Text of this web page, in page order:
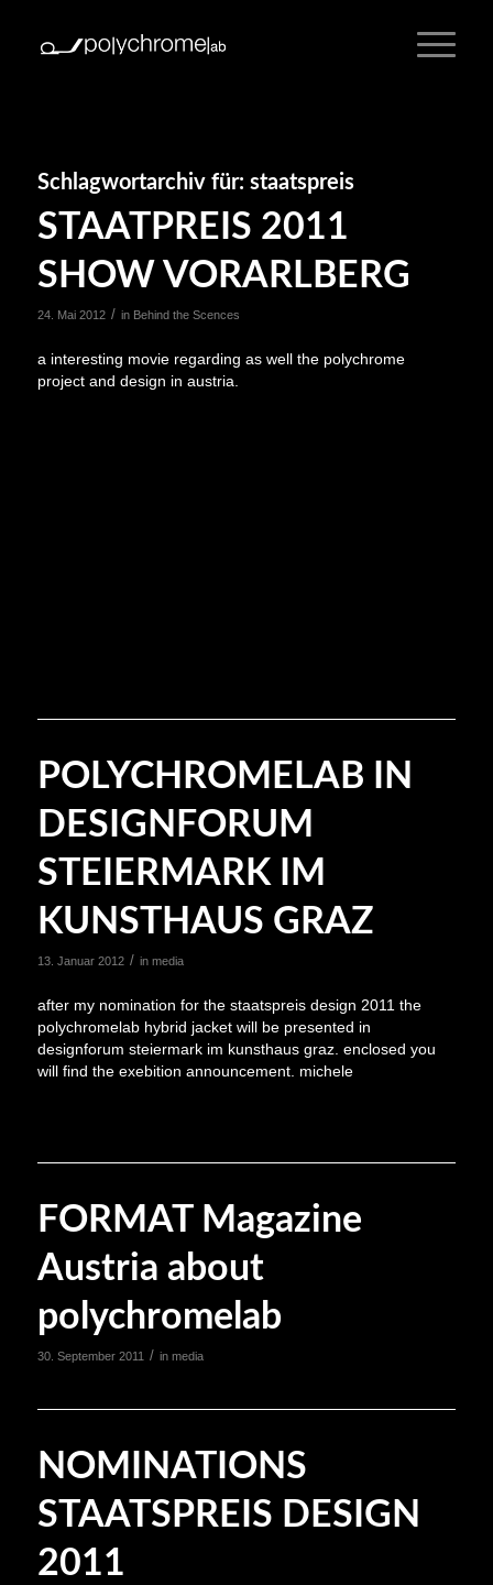
Schlagwortarchiv für: staatspreis
STAATPREIS 2011
SHOW VORARLBERG
24. Mai 2012 / in Behind the Scences
a interesting movie regarding as well the polychrome
project and design in austria.
POLYCHROMELAB IN
DESIGNFORUM
STEIERMARK IM
KUNSTHAUS GRAZ
13. Januar 2012 / in media
after my nomination for the staatspreis design 2011 the
polychromelab hybrid jacket will be presented in
designforum steiermark im kunsthaus graz. enclosed you
will find the exebition announcement. michele
FORMAT Magazine
Austria about
polychromelab
30. September 2011 / in media
NOMINATIONS
STAATSPREIS DESIGN
2011